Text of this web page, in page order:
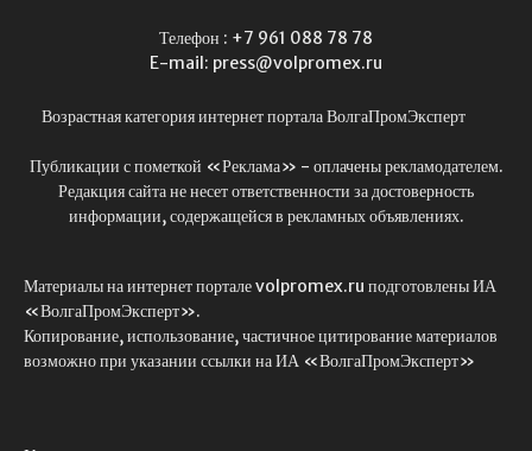
Телефон : +7 961 088 78 78
E-mail: press@volpromex.ru
Возрастная категория интернет портала ВолгаПромЭксперт
Публикации с пометкой «Реклама» - оплачены рекламодателем.
Редакция сайта не несет ответственности за достоверность
информации, содержащейся в рекламных объявлениях.
Материалы на интернет портале volpromex.ru подготовлены ИА
«ВолгаПромЭксперт».
Копирование, использование, частичное цитирование материалов
возможно при указании ссылки на ИА «ВолгаПромЭксперт»